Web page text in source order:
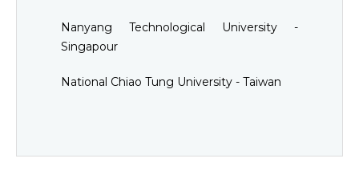
Nanyang Technological University -
Singapour
National Chiao Tung University - Taiwan